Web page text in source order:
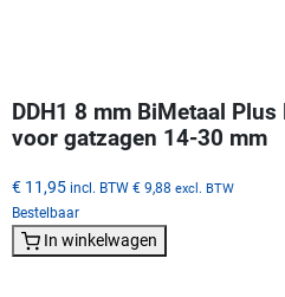
DDH1 8 mm BiMetaal
voor gatzagen 14-30 mm
€ 11,95 incl. BTW € 9,88 excl. BTW
Bestelbaar
In winkelwagen